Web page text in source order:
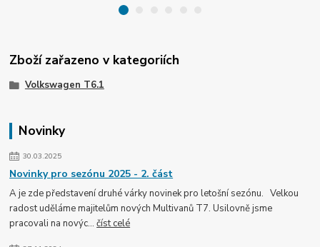
Novinky
30.03.2025
Novinky pro sezónu 2025 - 2. část
A je zde představení druhé várky novinek pro letošní sezónu. Velkou
radost uděláme majitelům nových Multivanů T7. Usilovně jsme
pracovali na novýc...číst celé
Zboží zařazeno v kategoriích
Volkswagen T6.1